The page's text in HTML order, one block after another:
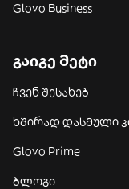
Glovo Business
გაიგე მეტი
ჩვენ შესახებ
ხშირად დასმული
Glovo Prime
ბლოგი